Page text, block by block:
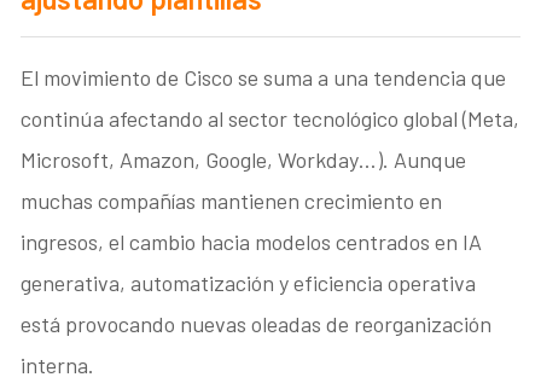
El movimiento de Cisco se suma a una tendencia que
continúa afectando al sector tecnológico global (Meta,
Microsoft, Amazon, Google, Workday…). Aunque
muchas compañías mantienen crecimiento en
ingresos, el cambio hacia modelos centrados en IA
generativa, automatización y eficiencia operativa
está provocando nuevas oleadas de reorganización
interna.